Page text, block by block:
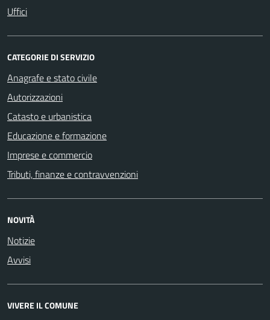
Uffici
CATEGORIE DI SERVIZIO
Anagrafe e stato civile
Autorizzazioni
Catasto e urbanistica
Educazione e formazione
Imprese e commercio
Tributi, finanze e contravvenzioni
NOVITÀ
Notizie
Avvisi
VIVERE IL COMUNE